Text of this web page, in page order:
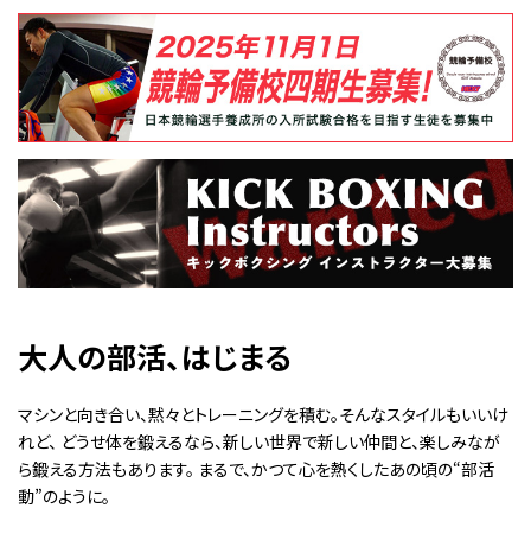
大人の部活、はじまる
マシンと向き合い、黙々とトレーニングを積む。そんなスタイルもいいけ
れど、 どうせ体を鍛えるなら、新しい世界で新しい仲間と、楽しみなが
ら鍛える方法もあります。 まるで、かつて心を熱くしたあの頃の“部活
動”のように。